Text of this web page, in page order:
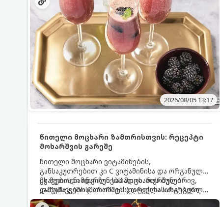
2026/08/05 13:17
წითელი მოცხარი ზამთრისთვის: რეცეპტი
მოხარშვის გარეშე
წითელი მოცხარი ვიტამინების,
განსაკუთრებით კი C ვიტამინისა და ორგანული
მჟავების ნამდვილი საბადოა. თერმული
დამუშავების (მოხარშვის) დროს სასარგებლო
ნივთიერებების დიდი ნაწილი იშლება. ამიტომ,
ეს მეთოდი ინარჩუნებს მოცხარის ბუნებრივ,
კაშკაშა გემოს, არომატს და ყველა სასარგებლო
თვისებას.